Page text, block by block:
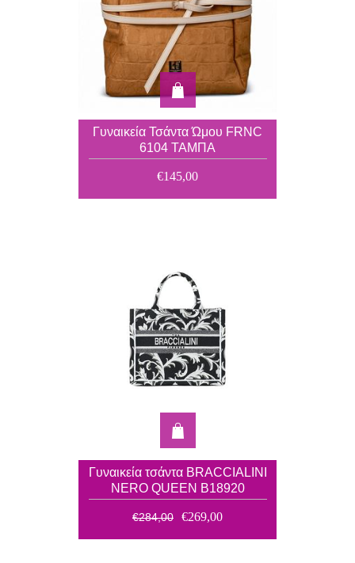
Γυναικεία Τσάντα Ώμου FRNC
6104 ΤΑΜΠΑ
€145,00
Γυναικεία τσάντα BRACCIALINI
NERO QUEEN Β18920
€284,00 €269,00